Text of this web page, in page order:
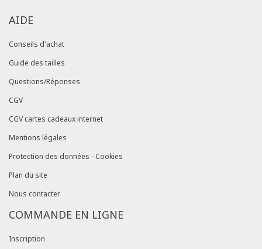
AIDE
Conseils d'achat
Guide des tailles
Questions/Réponses
CGV
CGV cartes cadeaux internet
Mentions légales
Protection des données - Cookies
Plan du site
Nous contacter
COMMANDE EN LIGNE
Inscription